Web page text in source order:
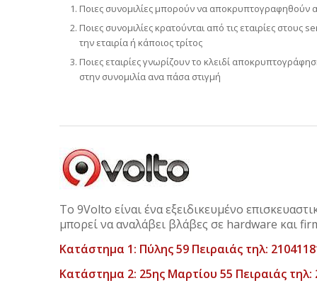
Ποιες συνομιλίες μπορούν να αποκρυπτογραφηθούν
Ποιες συνομιλίες κρατούνται από τις εταιρίες
την εταιρία ή κάποιος τρίτος
Ποιες εταιρίες γνωρίζουν το κλειδί
στην συνομιλία ανα πάσα στιγμή
Το 9Volto είναι ένα εξειδικευμένο
μπορεί να αναλάβει βλάβες σε hardware και
Κατάστημα 1: Πύλης 59 Πειραιάς τηλ:
Κατάστημα 2: 25ης Μαρτίου 55 Πειραιάς τηλ: